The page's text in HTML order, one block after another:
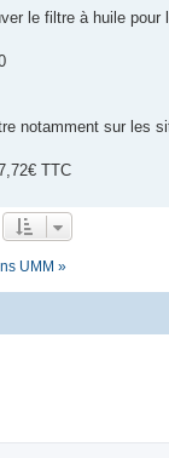
le filtre à huile
notamment sur les
TTC
UMM »